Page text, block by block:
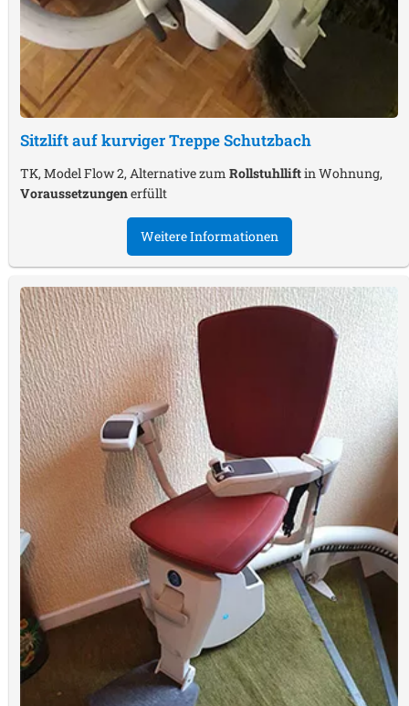
Sitzlift auf kurviger TreppeSchutzbach
TK, Model Flow 2, Alternative zum Rollstuhlliftin Wohnung,
Voraussetzungenerfüllt
Weitere Informationen